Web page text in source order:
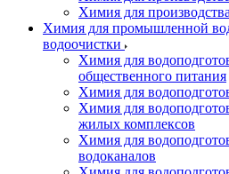
Химия для
Химия для промышленной
водоочистки
Химия для
общественного питания
Химия для
Химия для
жилых комплексов
Химия для
водоканалов